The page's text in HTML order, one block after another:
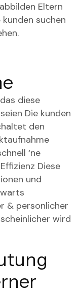
Eltern
suchen
diese
Die kunden
den
‘ne
Diese
und
& personlicher
wird